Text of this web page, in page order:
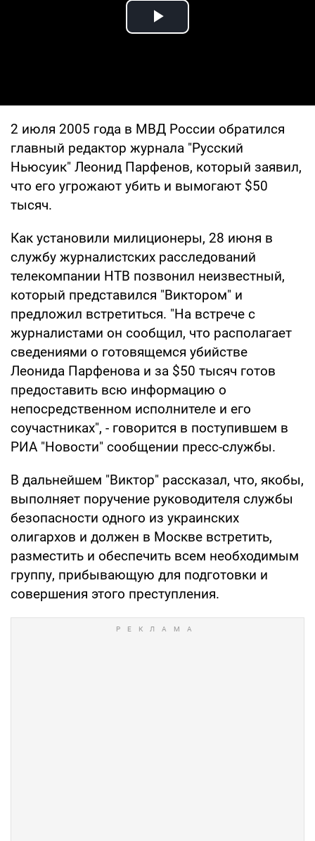
Play Video
2 июля 2005 года в МВД России обратился
главный редактор журнала "Русский
Ньюсуик" Леонид Парфенов, который заявил,
что его угрожают убить и вымогают $50
тысяч.
Как установили милиционеры, 28 июня в
службу журналистских расследований
телекомпании НТВ позвонил неизвестный,
который представился "Виктором" и
предложил встретиться. "На встрече с
журналистами он сообщил, что располагает
сведениями о готовящемся убийстве
Леонида Парфенова и за $50 тысяч готов
предоставить всю информацию о
непосредственном исполнителе и его
соучастниках", - говорится в поступившем в
РИА "Новости" сообщении пресс-службы.
В дальнейшем "Виктор" рассказал, что, якобы,
выполняет поручение руководителя службы
безопасности одного из украинских
олигархов и должен в Москве встретить,
разместить и обеспечить всем необходимым
группу, прибывающую для подготовки и
совершения этого преступления.